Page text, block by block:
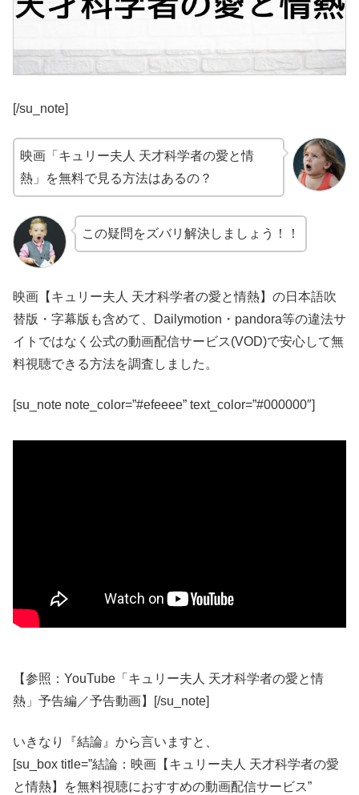
[/su_note]
映画「キュリー夫人 天才科学者の愛と情
熱」を無料で見る方法はあるの？
この疑問をズバリ解決しましょう！！
映画【キュリー夫人 天才科学者の愛と情熱】の日本語吹
替版・字幕版も含めて、Dailymotion・pandora等の違法サ
イトではなく公式の動画配信サービス(VOD)で安心して無
料視聴できる方法を調査しました。
[su_note note_color=”#efeeee” text_color=”#000000″]
【参照：YouTube「キュリー夫人 天才科学者の愛と情
熱」予告編／予告動画】[/su_note]
いきなり『結論』から言いますと、
[su_box title=”結論：映画【キュリー夫人 天才科学者の愛
と情熱】を無料視聴におすすめの動画配信サービス”